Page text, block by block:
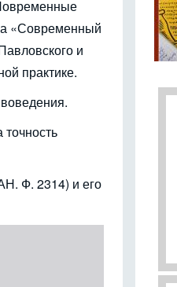
«Современный
и
практике.
Ф. 2314) и его